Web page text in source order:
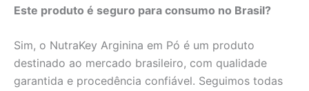
Este produto é seguro para consumo no Brasil?
Sim, o NutraKey Arginina em Pó é um produto
destinado ao mercado brasileiro, com qualidade
garantida e procedência confiável. Seguimos todas